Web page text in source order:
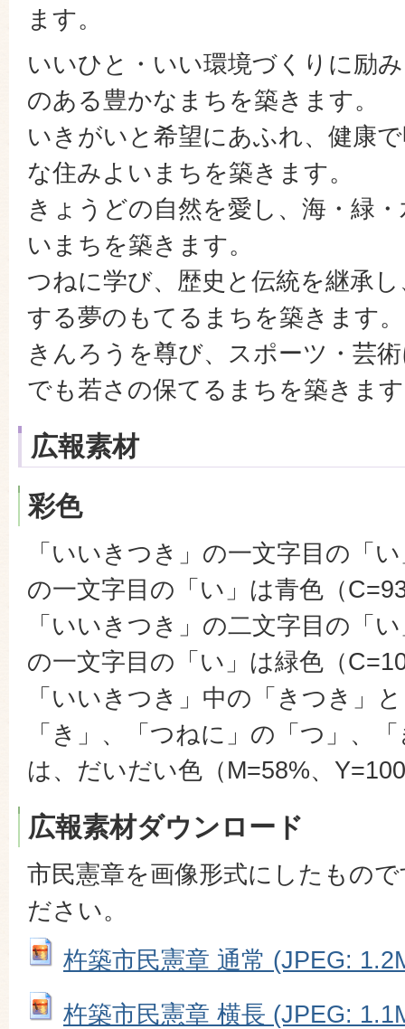
ます。
いいひと・いい環境づくりに励
のある豊かなまちを築きます。
いきがいと希望にあふれ、健康
な住みよいまちを築きます。
きょうどの自然を愛し、海・緑
いまちを築きます。
つねに学び、歴史と伝統を継承
する夢のもてるまちを築きます。
きんろうを尊び、スポーツ・芸
でも若さの保てるまちを築きま
広報素材
彩色
「いいきつき」の一文字目の「
の一文字目の「い」は青色（
「いいきつき」の二文字目の「
の一文字目の「い」は緑色（
「いいきつき」中の「きつき」
「き」、「つねに」の「つ」、
は、だいだい色（M=58%、
広報素材ダウンロード
市民憲章を画像形式にしたもの
ださい。
杵築市民憲章 通常 (JPEG:
杵築市民憲章 横長 (JPEG: